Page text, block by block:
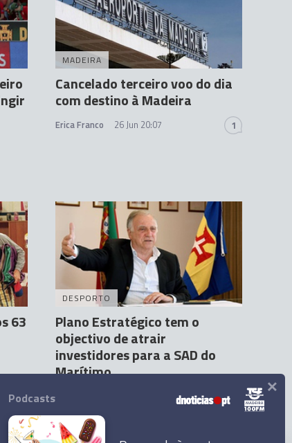
MADEIRA
Cancelado terceiro voo do dia
com destino à Madeira
Erica Franco 26 Jun 20:07 1
63
DESPORTO
Plano Estratégico tem o
objectivo de atrair
investidores para a SAD do
Marítimo
21 Jun 18:38
Podcasts ×